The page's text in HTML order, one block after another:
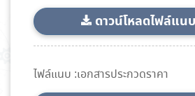
ดาวน์โหลดไฟล์แนบ
ไฟล์แนบ :เอกสารประกวดราคา